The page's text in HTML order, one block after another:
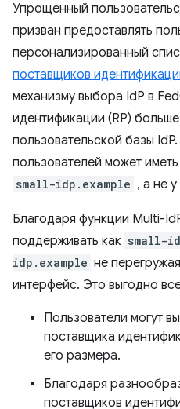
Упрощенный
призван предоставлять
персонализированный
поставщиков
механизму выбора IdP в
идентификации (RP)
пользовательской базы
пользователей может
small-idp.example , а не у
Благодаря функции Multi-
поддерживать как small-
idp.example не
интерфейс. Это выгодно
Пользователи могут
поставщика
его размера.
Благодаря
поставщиков